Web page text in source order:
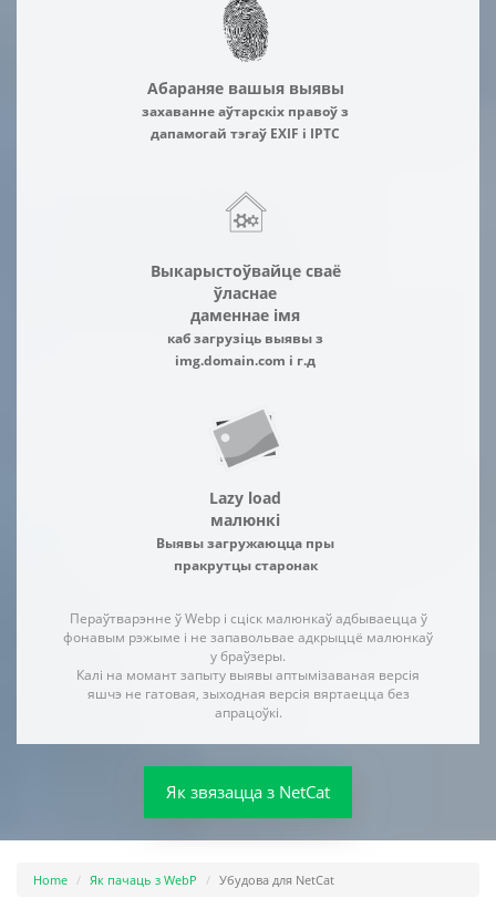
Абараняе вашыя выявы
захаванне аўтарскіх правоў з
дапамогай тэгаў EXIF і IPTC
Выкарыстоўвайце сваё
ўласнае
даменнае імя
каб загрузіць выявы з
img.domain.com і г.д
Lazy load
малюнкі
Выявы загружаюцца пры
пракрутцы старонак
Пераўтварэнне ў Webp і сціск малюнкаў адбываецца ў
фонавым рэжыме і не запавольвае адкрыццё малюнкаў
у браўзеры.
Калі на момант запыту выявы аптымізаваная версія
яшчэ не гатовая, зыходная версія вяртаецца без
апрацоўкі.
Як звязацца з NetCat
Home Як пачаць з WebP Убудова для NetCat